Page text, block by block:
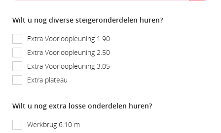
Wilt u nog diverse steigeronderdelen huren?
Extra Voorloopleuning 1.90
Extra Voorloopleuning 2.50
Extra Voorloopleuning 3.05
Extra plateau
Wilt u nog extra losse onderdelen huren?
Werkbrug 6.10 m